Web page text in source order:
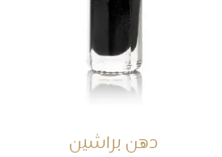
دهن براشين